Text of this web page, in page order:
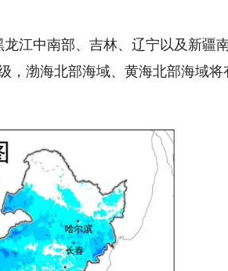
江中南部、吉林、辽宁以及新疆
，渤海北部海域、黄海北部海域将